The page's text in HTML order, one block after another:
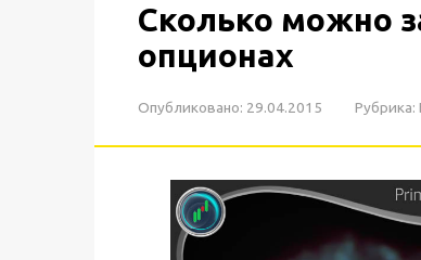
Сколько можно
опционах
Опубликовано: 29.04.2015 Рубрика: